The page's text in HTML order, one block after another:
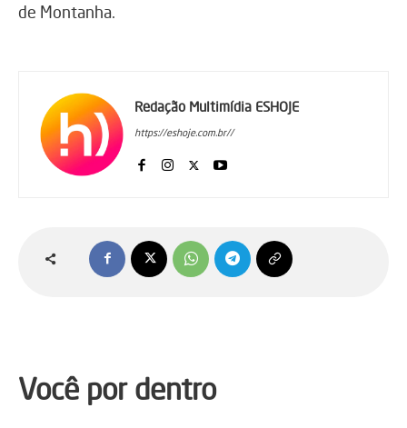
de Montanha.
Redação Multimídia ESHOJE
https://eshoje.com.br//
Você por dentro